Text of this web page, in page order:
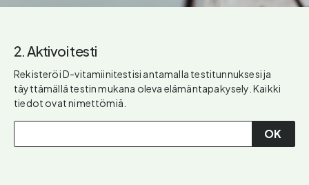
2. Aktivoi testi
Rekisteröi D-vitamiinitestisi antamalla testitunnuksesi ja
täyttämällä testin mukana oleva elämäntapakysely. Kaikki
tiedot ovat nimettömiä.
OK